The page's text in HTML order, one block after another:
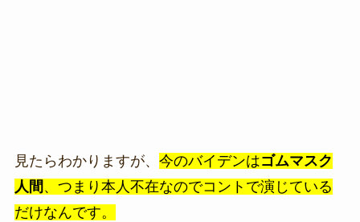
見たらわかりますが、 今のバイデンはゴムマスク
人間 、つまり本人不在なのでコントで演じている
だけなんです。